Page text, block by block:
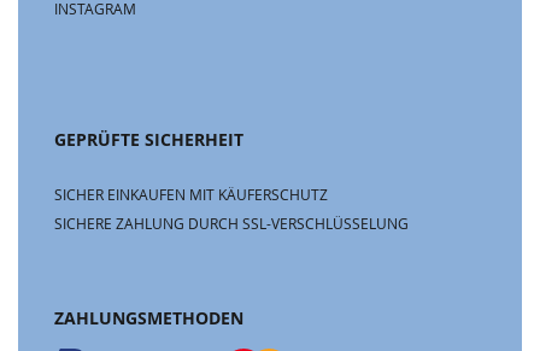
INSTAGRAM
GEPRÜFTE SICHERHEIT
SICHER EINKAUFEN MIT KÄUFERSCHUTZ
SICHERE ZAHLUNG DURCH SSL-VERSCHLÜSSELUNG
ZAHLUNGSMETHODEN